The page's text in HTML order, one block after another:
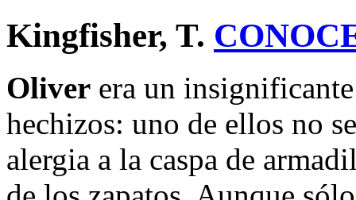
Kingfisher, T.
Oliver era un
hechizos: uno de ellos no
alergia a la caspa de